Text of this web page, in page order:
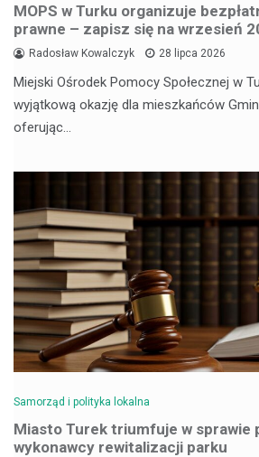
MOPS w Turku organizuje
prawne – zapisz się na wrzesień
Radosław Kowalczyk 28 lipca 2026
Miejski Ośrodek Pomocy Społecznej w
wyjątkową okazję dla mieszkańców
oferując…
Samorząd i polityka lokalna
Miasto Turek triumfuje w sprawie
wykonawcy rewitalizacji parku